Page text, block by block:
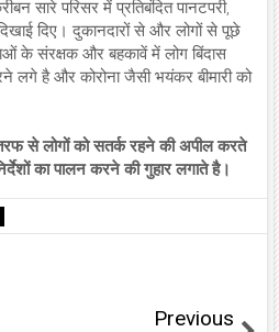
सारे परिसर में प्रतिबंदित पानटपरी,
दिए। दुकानदारों से और लोगों से पूछे
के संरक्षक और बहकावें में लोग बिंदास
लगे है और कोरोना जैसी भयंकर बीमारी को
से लोगों को सतर्क रहने की अपील करते
का पालन करने की गुहार लगाते है।
Previous